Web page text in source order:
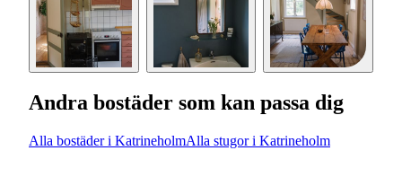
Andra bostäder som kan passa dig
Alla bostäder i KatrineholmAlla stugor i Katrineholm